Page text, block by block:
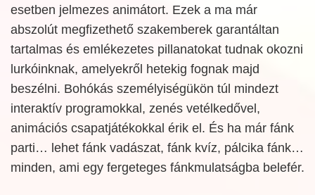
esetben jelmezes animátort. Ezek a ma már
abszolút megfizethető szakemberek garantáltan
tartalmas és emlékezetes pillanatokat tudnak okozni
lurkóinknak, amelyekről hetekig fognak majd
beszélni. Bohókás személyiségükön túl mindezt
interaktív programokkal, zenés vetélkedővel,
animációs csapatjátékokkal érik el. És ha már fánk
parti… lehet fánk vadászat, fánk kvíz, pálcika fánk…
minden, ami egy fergeteges fánkmulatságba belefér.